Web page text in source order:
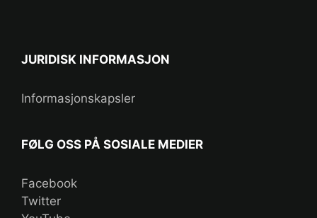
JURIDISK INFORMASJON
Informasjonskapsler
FØLG OSS PÅ SOSIALE MEDIER
Facebook
Twitter